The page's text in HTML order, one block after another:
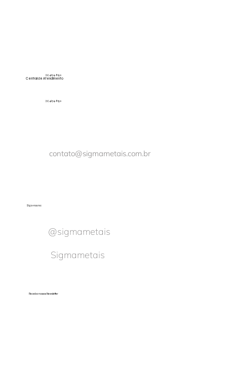
Central de Atendimento
(11) 4674-8150
(11) 4674-8150
contato@sigmametais.com.br
Siga-nos no:
@sigmametais
Sigmametais
Receba nossas Newsletter